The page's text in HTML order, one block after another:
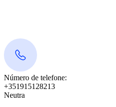
Número de telefone:
+351915128213
Neutra